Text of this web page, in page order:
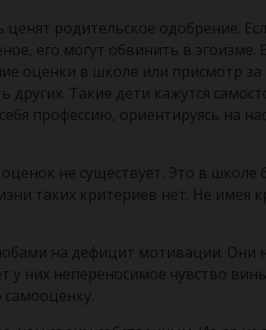
родительское одобрение.
его могут обвинить в
оценки в школе или присмотр
других. Такие дети кажутся
профессию, ориентируясь на
не существует. Это в школе
таких критериев нет. Не имея
на дефицит мотивации. Они
у них непереносимое чувство
самооценку.